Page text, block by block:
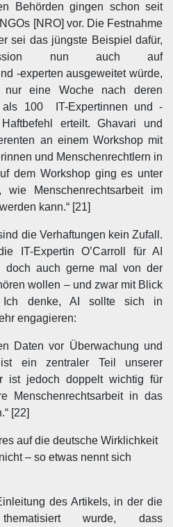
Behörden gingen schon seit
[NRO] vor. Die Festnahme
sei das jüngste Beispiel dafür,
nun auch auf
-experten ausgeweitet würde,
nur eine Woche nach deren
als 100 IT-Expertinnen und -
erteilt. Ghavari und
an einem Workshop mit
und Menschenrechtlern in
dem Workshop ging es unter
Menschenrechtsarbeit im
kann.“ [21]
die Verhaftungen kein Zufall.
IT-Expertin O’Carroll für AI
doch auch gerne mal von der
wollen – und zwar mit Blick
denke, AI sollte sich in
engagieren:
Daten vor Überwachung und
ist ein zentraler Teil unserer
ist jedoch doppelt wichtig für
Menschenrechtsarbeit in das
[22]
auf die deutsche Wirklichkeit
– so etwas nennt sich
des Artikels, in der die
thematisiert wurde, dass